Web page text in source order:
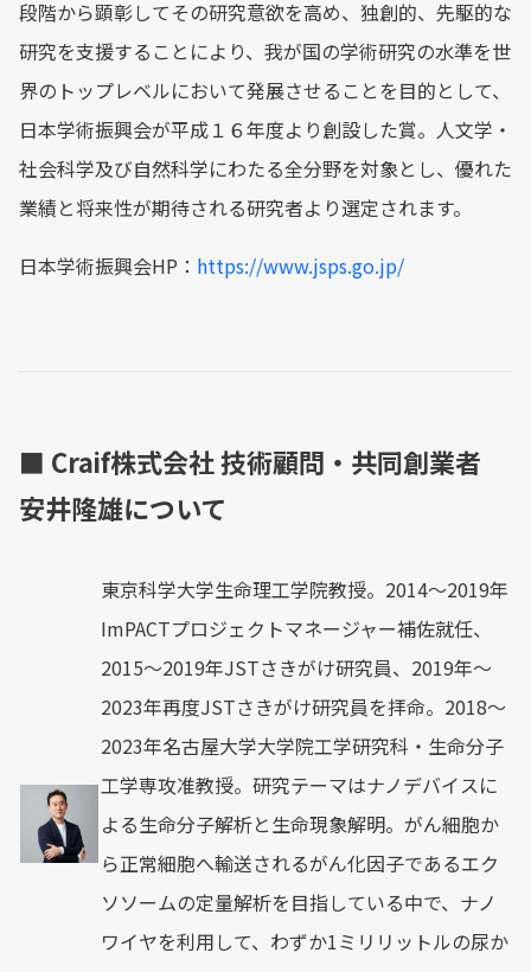
段階から顕彰してその研究意欲を高め、独創的、先駆的な
研究を支援することにより、我が国の学術研究の水準を世
界のトップレベルにおいて発展させることを目的として、
日本学術振興会が平成１６年度より創設した賞。人文学・
社会科学及び自然科学にわたる全分野を対象とし、優れた
業績と将来性が期待される研究者より選定されます。
日本学術振興会HP： https://www.jsps.go.jp/
■ Craif株式会社 技術顧問・共同創業者
安井隆雄について
東京科学大学生命理工学院教授。2014〜2019年
ImPACTプロジェクトマネージャー補佐就任、
2015〜2019年JSTさきがけ研究員、2019年〜
2023年再度JSTさきがけ研究員を拝命。2018〜
2023年名古屋大学大学院工学研究科・生命分子
工学専攻准教授。研究テーマはナノデバイスに
よる生命分子解析と生命現象解明。がん細胞か
ら正常細胞へ輸送されるがん化因子であるエク
ソソームの定量解析を目指している中で、ナノ
ワイヤを利用して、わずか1ミリリットルの尿か